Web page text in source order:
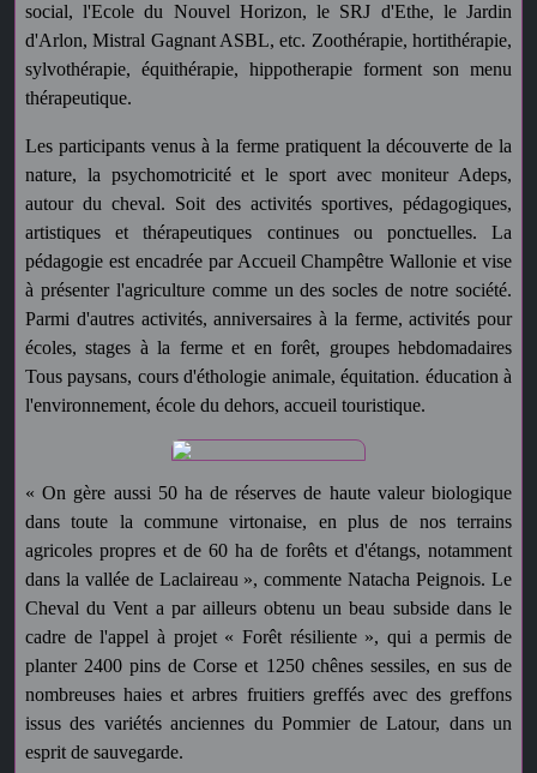
social, l'Ecole du Nouvel Horizon, le SRJ d'Ethe, le Jardin
d'Arlon, Mistral Gagnant ASBL, etc. Zoothérapie, hortithérapie,
sylvothérapie, équithérapie, hippotherapie forment son menu
thérapeutique.
Les participants venus à la ferme pratiquent la découverte de la
nature, la psychomotricité et le sport avec moniteur Adeps,
autour du cheval. Soit des activités sportives, pédagogiques,
artistiques et thérapeutiques continues ou ponctuelles. La
pédagogie est encadrée par Accueil Champêtre Wallonie et vise
à présenter l'agriculture comme un des socles de notre société.
Parmi d'autres activités, anniversaires à la ferme, activités pour
écoles, stages à la ferme et en forêt, groupes hebdomadaires
Tous paysans, cours d'éthologie animale, équitation. éducation à
l'environnement, école du dehors, accueil touristique.
« On gère aussi 50 ha de réserves de haute valeur biologique
dans toute la commune virtonaise, en plus de nos terrains
agricoles propres et de 60 ha de forêts et d'étangs, notamment
dans la vallée de Laclaireau », commente Natacha Peignois. Le
Cheval du Vent a par ailleurs obtenu un beau subside dans le
cadre de l'appel à projet « Forêt résiliente », qui a permis de
planter 2400 pins de Corse et 1250 chênes sessiles, en sus de
nombreuses haies et arbres fruitiers greffés avec des greffons
issus des variétés anciennes du Pommier de Latour, dans un
esprit de sauvegarde.